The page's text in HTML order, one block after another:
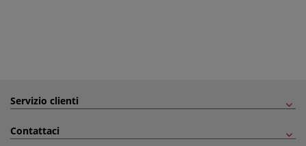
Servizio clienti
Contattaci